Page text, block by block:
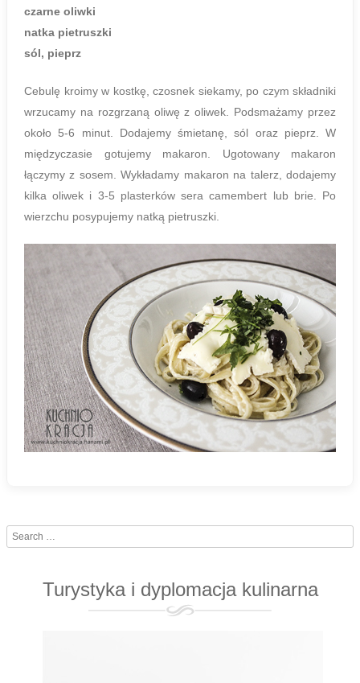
czarne oliwki
natka pietruszki
sól, pieprz
Cebulę kroimy w kostkę, czosnek siekamy, po czym składniki
wrzucamy na rozgrzaną oliwę z oliwek. Podsmażamy przez
około 5-6 minut. Dodajemy śmietanę, sól oraz pieprz. W
międzyczasie gotujemy makaron. Ugotowany makaron
łączymy z sosem. Wykładamy makaron na talerz, dodajemy
kilka oliwek i 3-5 plasterków sera camembert lub brie. Po
wierzchu posypujemy natką pietruszki.
Search
Turystyka i dyplomacja kulinarna